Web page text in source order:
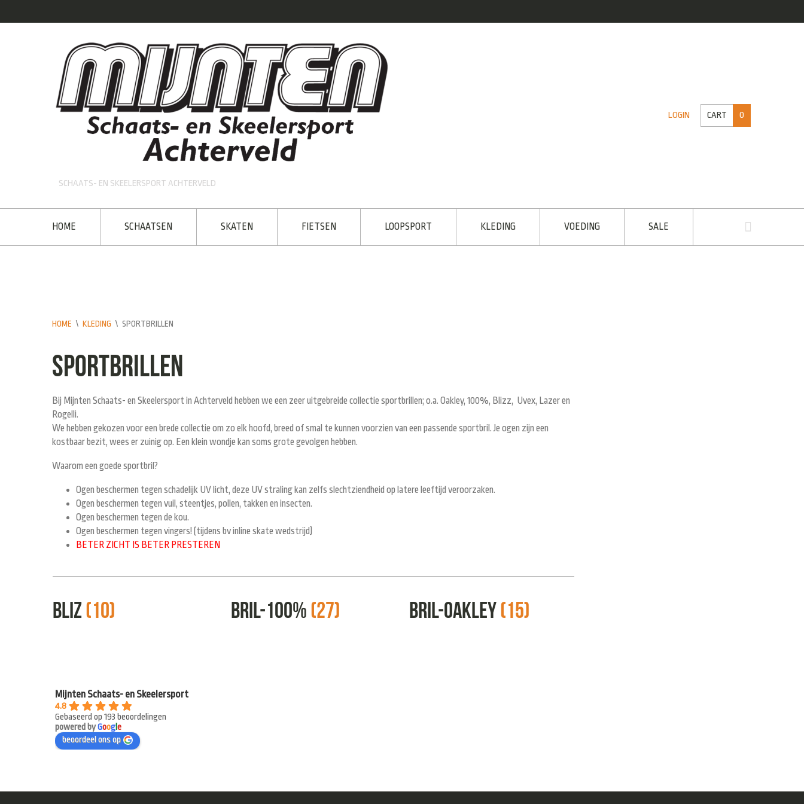
SCHAATS- EN SKEELERSPORT ACHTERVELD
LOGIN CART 0
HOME SCHAATSEN SKATEN FIETSEN LOOPSPORT KLEDING VOEDING SALE
HOME \ KLEDING \ SPORTBRILLEN
Sportbrillen
Bij Mijnten Schaats- en Skeelersport in Achterveld hebben we een zeer uitgebreide collectie sportbrillen; o.a. Oakley, 100%, Blizz, Uvex, Lazer en
Rogelli.
We hebben gekozen voor een brede collectie om zo elk hoofd, breed of smal te kunnen voorzien van een passende sportbril. Je ogen zijn een
kostbaar bezit, wees er zuinig op. Een klein wondje kan soms grote gevolgen hebben.
Waarom een goede sportbril?
Ogen beschermen tegen schadelijk UV licht, deze UV straling kan zelfs slechtziendheid op latere leeftijd veroorzaken.
Ogen beschermen tegen vuil, steentjes, pollen, takken en insecten.
Ogen beschermen tegen de kou.
Ogen beschermen tegen vingers! (tijdens bv inline skate wedstrijd)
BETER ZICHT IS BETER PRESTEREN
Bliz(10) Bril-100%(27) Bril-oakley(15)
Mijnten Schaats- en Skeelersport
4.8
Gebaseerd op 193 beoordelingen
powered byGoogle
beoordeel ons op